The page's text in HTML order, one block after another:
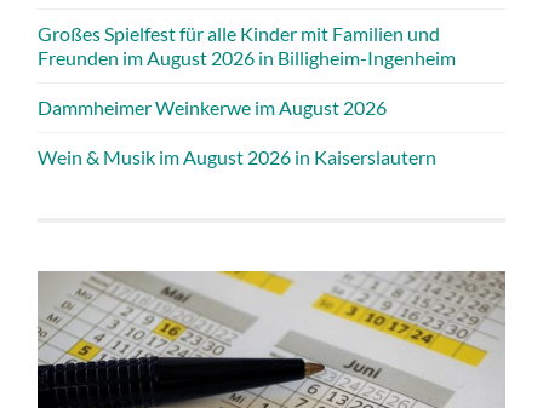
Großes Spielfest für alle Kinder mit Familien und
Freunden im August 2026 in Billigheim-Ingenheim
Dammheimer Weinkerwe im August 2026
Wein & Musik im August 2026 in Kaiserslautern